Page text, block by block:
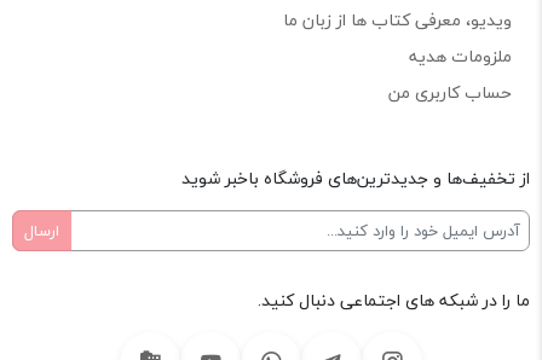
ویدیو، معرفی کتاب ها از زبان ما
ملزومات هدیه
حساب کاربری من
از تخفیف‌ها و جدیدترین‌های فروشگاه باخبر شوید
ما را در شبکه های اجتماعی دنبال کنید.